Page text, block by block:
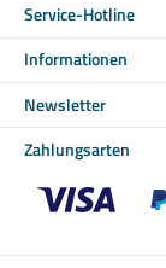
Service-Hotline
Informationen
Newsletter
Zahlungsarten